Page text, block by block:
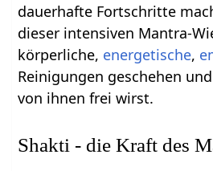
dauerhafte Fortschritte
dieser intensiven Mantra-
körperliche, energetische,
Reinigungen geschehen
von ihnen frei wirst.
Shakti - die Kraft des